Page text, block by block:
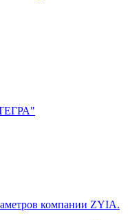
компании ZYIA.